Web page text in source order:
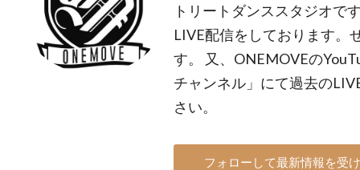
トリートダンススタジオで
LIVE配信をしております。
す。 又、ONEMOVEの
チャンネル」にて過去の
さい。
フォローして最新情報を受